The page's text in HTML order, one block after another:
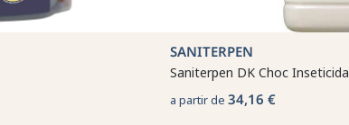
SANITERPEN
Saniterpen DK Choc Inseticida
a partir de 34,16 €